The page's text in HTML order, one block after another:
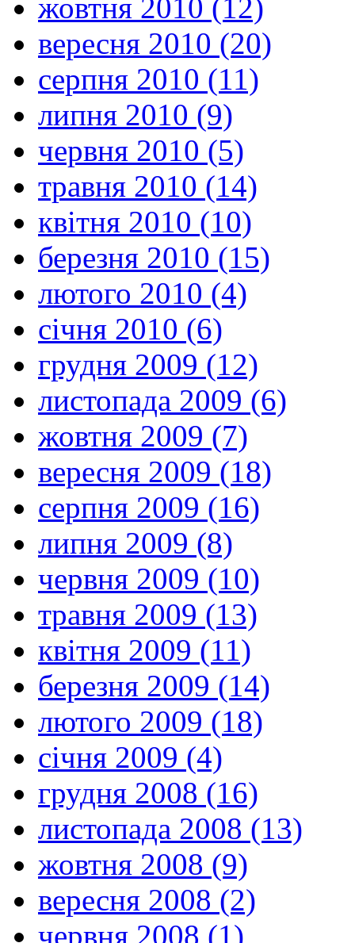
жовтня 2010 (12)
вересня 2010 (20)
серпня 2010 (11)
липня 2010 (9)
червня 2010 (5)
травня 2010 (14)
квітня 2010 (10)
березня 2010 (15)
лютого 2010 (4)
січня 2010 (6)
грудня 2009 (12)
листопада 2009 (6)
жовтня 2009 (7)
вересня 2009 (18)
серпня 2009 (16)
липня 2009 (8)
червня 2009 (10)
травня 2009 (13)
квітня 2009 (11)
березня 2009 (14)
лютого 2009 (18)
січня 2009 (4)
грудня 2008 (16)
листопада 2008 (13)
жовтня 2008 (9)
вересня 2008 (2)
червня 2008 (1)